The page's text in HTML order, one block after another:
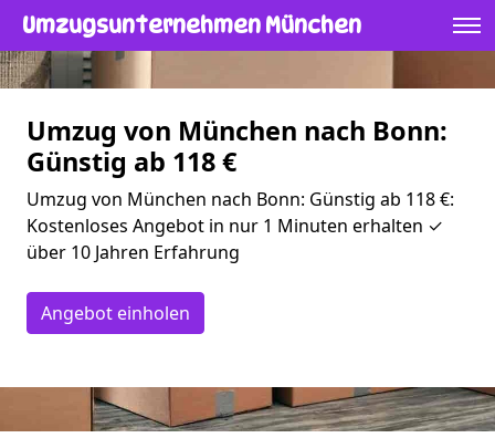
Umzugsunternehmen München
Umzug von München nach Bonn:
Günstig ab 118 €
Umzug von München nach Bonn: Günstig ab 118 €:
Kostenloses Angebot in nur 1 Minuten erhalten ✓
über 10 Jahren Erfahrung
Angebot einholen